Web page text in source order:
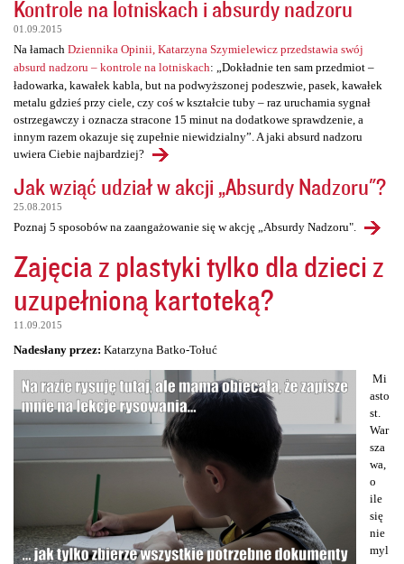
Kontrole na lotniskach i absurdy nadzoru
01.09.2015
Na łamach Dziennika Opinii, Katarzyna Szymielewicz przedstawia swój
absurd nadzoru – kontrole na lotniskach: „Dokładnie ten sam przedmiot –
ładowarka, kawałek kabla, but na podwyższonej podeszwie, pasek, kawałek
metalu gdzieś przy ciele, czy coś w kształcie tuby – raz uruchamia sygnał
ostrzegawczy i oznacza stracone 15 minut na dodatkowe sprawdzenie, a
innym razem okazuje się zupełnie niewidzialny”. A jaki absurd nadzoru
uwiera Ciebie najbardziej?
Jak wziąć udział w akcji „Absurdy Nadzoru"?
25.08.2015
Poznaj 5 sposobów na zaangażowanie się w akcję „Absurdy Nadzoru".
Zajęcia z plastyki tylko dla dzieci z
uzupełnioną kartoteką?
11.09.2015
Nadesłany przez: Katarzyna Batko-Tołuć
Mi
asto
st.
War
sza
wa,
o
ile
się
nie
myl